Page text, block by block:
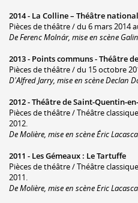
2014 - La Colline – Théâtre national
Pièces de théâtre / du 6 mars 2014
De Ferenc Molnár, mise en scène
2013 - Points communs - Théâtre
Pièces de théâtre / du 15 octobre
D'Alfred Jarry, mise en scène Declan
2012 -Théâtre de Saint-Quentin-
Pièces de théâtre / Théâtre
2012.
De Molière, mise en scène Éric
2011 - Les Gémeaux : Le Tartuffe
Pièces de théâtre / Théâtre
2011.
De Molière, mise en scène Eric